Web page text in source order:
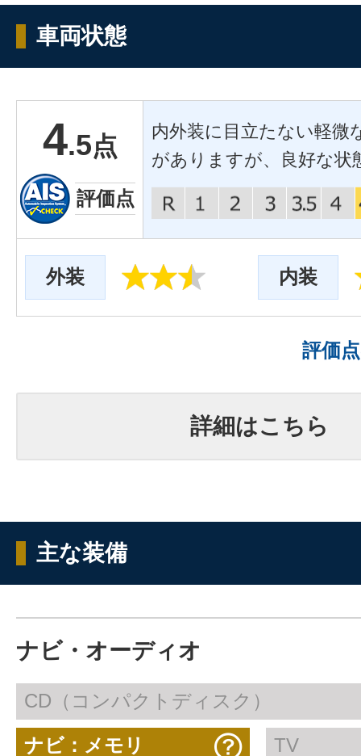
車両状態
4.5点
評価点
内外装に目立たない軽微
がありますが、良好な状
外装 内装
評価
詳細はこちら
主な装備
ナビ・オーディオ
CD（コンパクトディスク）
ナビ：メモリ TV